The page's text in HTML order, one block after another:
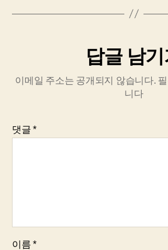
답글 남기
이메일 주소는 공개되지 않습니다.
니다
댓글*
이름*